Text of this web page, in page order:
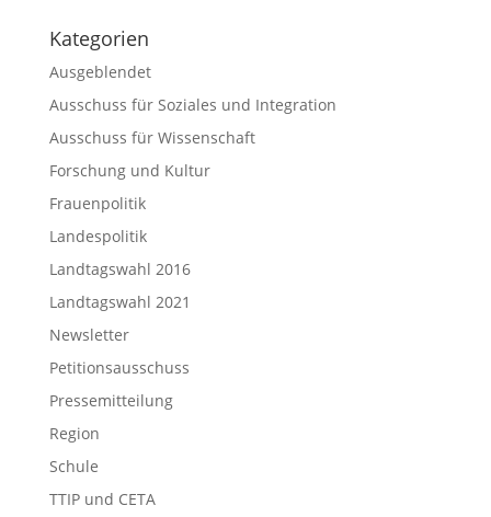
Kategorien
Ausgeblendet
Ausschuss für Soziales und Integration
Ausschuss für Wissenschaft
Forschung und Kultur
Frauenpolitik
Landespolitik
Landtagswahl 2016
Landtagswahl 2021
Newsletter
Petitionsausschuss
Pressemitteilung
Region
Schule
TTIP und CETA